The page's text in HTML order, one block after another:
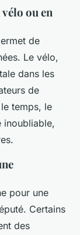
ou en
de
Le vélo,
dans les
de
temps, le
inoubliable,
pour une
Certains
des